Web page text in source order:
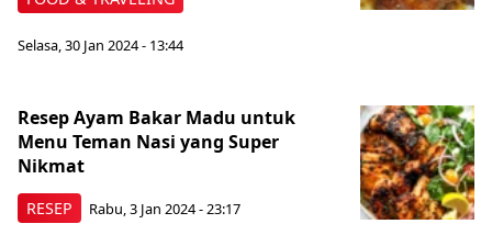
Selasa, 30 Jan 2024 - 13:44
RESEP
Resep Ayam Bakar Madu untuk
Menu Teman Nasi yang Super
Nikmat
Rabu, 3 Jan 2024 - 23:17